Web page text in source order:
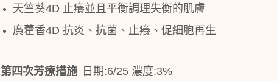
天竺葵4D 止癢並且平衡調理失衡的肌膚
廣藿香4D 抗炎、抗菌、止癢、促細胞再生
第四次芳療措施 日期:6/25 濃度:3%